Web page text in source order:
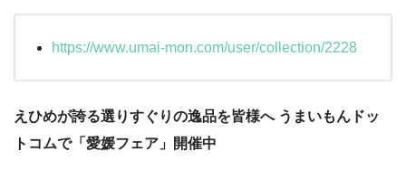
https://www.umai-mon.com/user/collection/2228
えひめが誇る選りすぐりの逸品を皆様へ うまいもんドッ
トコムで「愛媛フェア」開催中